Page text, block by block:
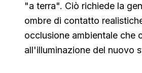
"a terra". Ciò richiede la
ombre di contatto
occlusione ambientale che
all'illuminazione del nuovo